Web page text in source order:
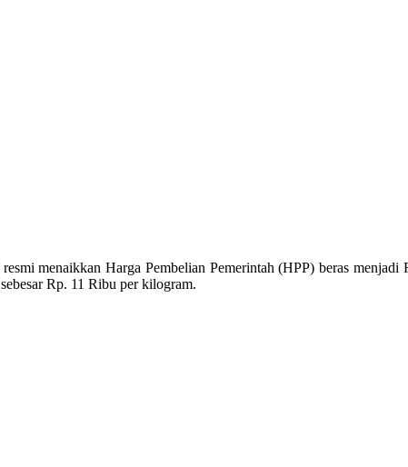
menaikkan Harga Pembelian Pemerintah (HPP) beras
Rp. 11 Ribu per kilogram.